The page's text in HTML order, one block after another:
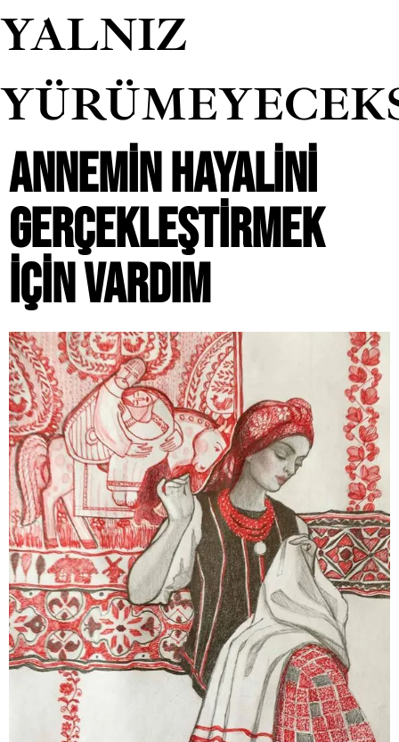
YALNIZ
ANNEMIN HAYALINI
GERÇEKLEŞTIRMEK
IÇIN VARDIM